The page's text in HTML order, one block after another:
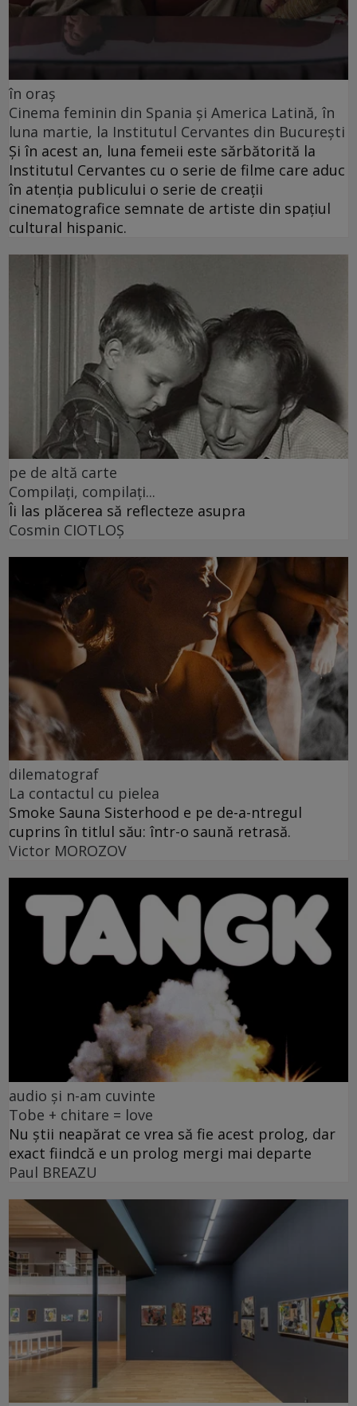
în oraș
Cinema feminin din Spania și America Latină, în
luna martie, la Institutul Cervantes din București
Și în acest an, luna femeii este sărbătorită la
Institutul Cervantes cu o serie de filme care aduc
în atenția publicului o serie de creații
cinematografice semnate de artiste din spațiul
cultural hispanic.
pe de altă carte
Compilați, compilați...
Îi las plăcerea să reflecteze asupra
Cosmin CIOTLOŞ
dilematograf
La contactul cu pielea
Smoke Sauna Sisterhood e pe de-a-ntregul
cuprins în titlul său: într-o saună retrasă.
Victor MOROZOV
audio și n-am cuvinte
Tobe + chitare = love
Nu știi neapărat ce vrea să fie acest prolog, dar
exact fiindcă e un prolog mergi mai departe
Paul BREAZU